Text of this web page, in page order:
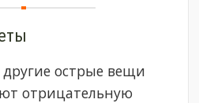
острые вещи
отрицательную